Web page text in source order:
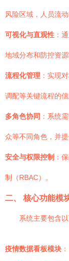
风险区域，人员流
可视化与直观性 ：
地域分布和防控资源
流程化管理 ：实现
调配等关键流程的信
多角色协同 ：系统
众等不同角色，并
安全与权限控制 ：
制（RBAC）。
二、 核心功能模
系统主要包含
疫情数据看板模块 ：